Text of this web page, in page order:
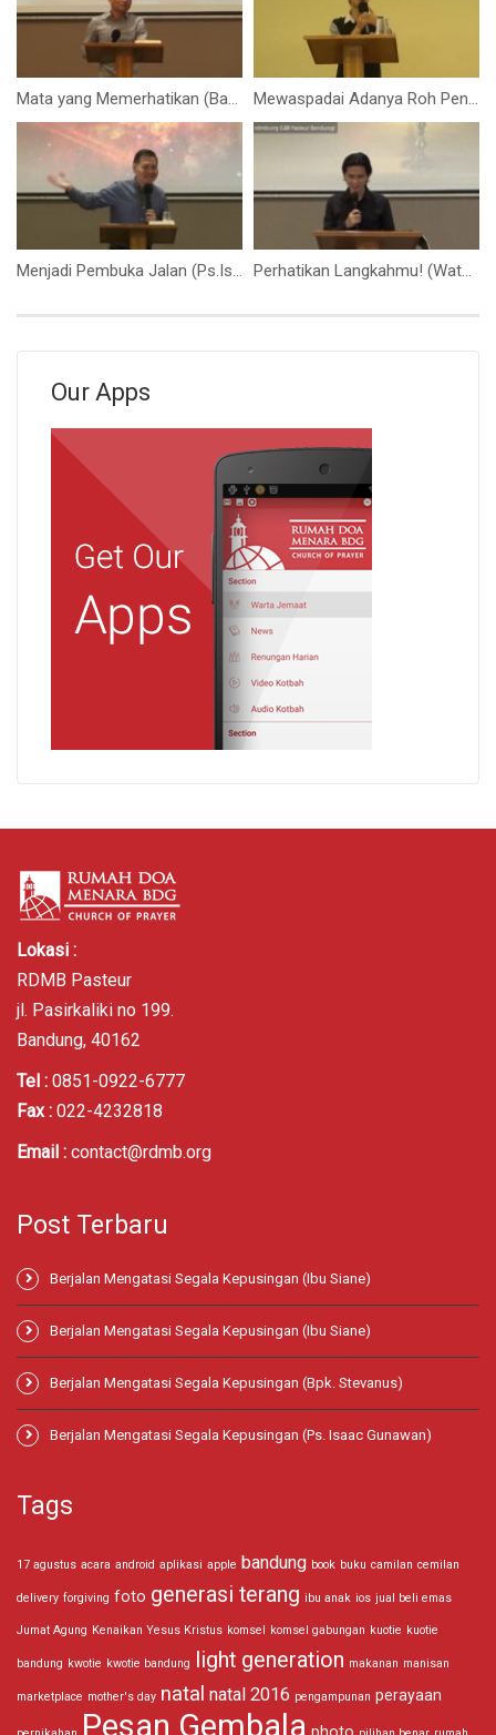
Mata yang Memerhatikan (Bapak Yohanes Marbun) Mewaspadai Adanya Roh Penggoda (Bapak Stevanus F Teddy)
Menjadi Pembuka Jalan (Ps.Isaac Gunawan) Perhatikan Langkahmu! (Watch Your Step!) (Bapak Stevanus Teddy)
Our Apps
Lokasi :
RDMB Pasteur
jl. Pasirkaliki no 199.
Bandung, 40162
Tel : 0851-0922-6777
Fax : 022-4232818
Email : contact@rdmb.org
Post Terbaru
Berjalan Mengatasi Segala Kepusingan (Ibu Siane)
Berjalan Mengatasi Segala Kepusingan (Ibu Siane)
Berjalan Mengatasi Segala Kepusingan (Bpk. Stevanus)
Berjalan Mengatasi Segala Kepusingan (Ps. Isaac Gunawan)
Tags
17 agustus acara android aplikasi apple bandung book buku camilan cemilan
delivery forgiving foto generasi terang ibu anak ios jual beli emas
Jumat Agung Kenaikan Yesus Kristus komsel komsel gabungan kuotie kuotie
bandung kwotie kwotie bandung light generation makanan manisan
marketplace mother's day natal natal 2016 pengampunan perayaan
Pesan Gembala photo